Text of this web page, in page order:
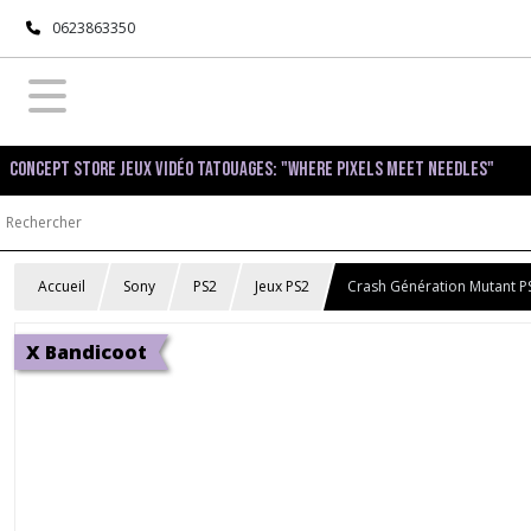
0623863350
Concept Store Jeux Vidéo Tatouages: "Where pixels meet needles"
Accueil Sony PS2 Jeux PS2 Crash Génération Mutant
X Bandicoot